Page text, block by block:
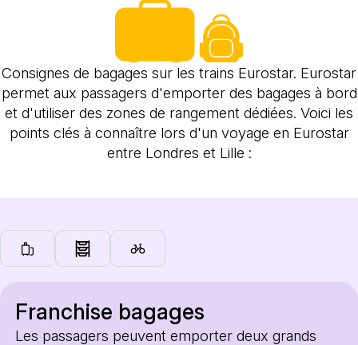
Consignes de bagages sur les trains Eurostar. Eurostar
permet aux passagers d'emporter des bagages à bord
et d'utiliser des zones de rangement dédiées. Voici les
points clés à connaître lors d'un voyage en Eurostar
entre Londres et Lille :
Franchise bagages
Les passagers peuvent emporter deux grands